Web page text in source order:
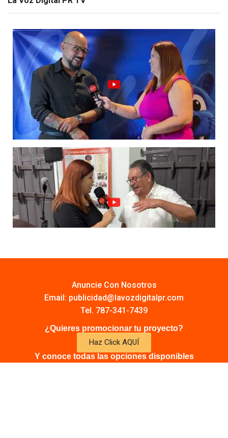
Anuncie Con Nosotros
Email: publicidad@lavozdigitalpr.com
Tel. 787-341-7439
¿Quieres promocionar tu proyecto?
Haz Click AQUÍ
Y conoce todas las opciones disponibles